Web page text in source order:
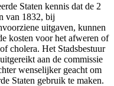
Staten kennis dat de 2
van 1832, bij
uitgaven, kunnen
kosten voor het afweren of
cholera. Het Stadsbestuur
aan de commissie
wenselijker geacht om
Staten gebruik te maken.